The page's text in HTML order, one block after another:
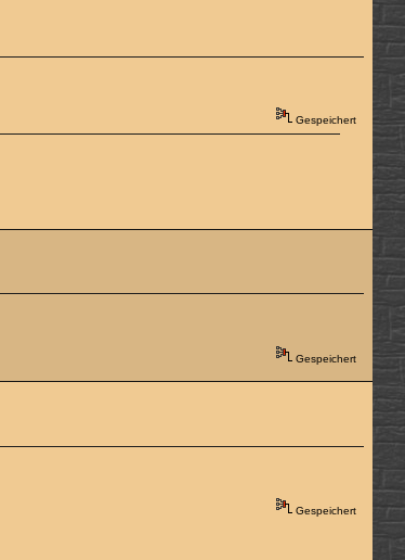
Gespeichert
Gespeichert
Gespeichert